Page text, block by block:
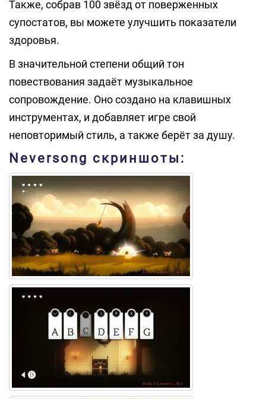
Также, собрав 100 звёзд от поверженных
супостатов, вы можете улучшить показатели
здоровья.
В значительной степени общий тон
повествования задаёт музыкальное
сопровождение. Оно создано на клавишных
инструментах, и добавляет игре свой
неповторимый стиль, а также берёт за душу.
Neversong скриншоты: